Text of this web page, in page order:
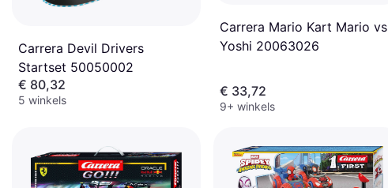
Carrera Devil Drivers
Startset 50050002
€ 80,32
5 winkels
Carrera Mario Kart Mario vs
Yoshi 20063026
€ 33,72
9+ winkels